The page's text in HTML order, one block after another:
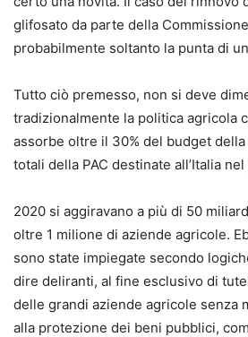
glifosato da parte della
probabilmente soltanto la punta di
Tutto ciò premesso, non si deve
tradizionalmente la politica agricola
assorbe oltre il 30% del budget
totali della PAC destinate all’Italia
2020 si aggiravano a più di 50
oltre 1 milione di aziende agricole.
sono state impiegate secondo
dire deliranti, al fine esclusivo di
delle grandi aziende agricole senza
alla protezione dei beni pubblici,